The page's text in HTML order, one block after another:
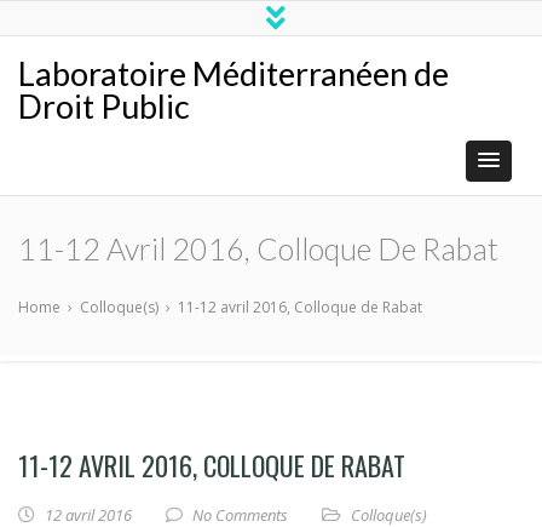
Laboratoire Méditerranéen de
Droit Public
11-12 Avril 2016, Colloque De Rabat
Home › Colloque(s) › 11-12 avril 2016, Colloque de Rabat
11-12 AVRIL 2016, COLLOQUE DE RABAT
12 avril 2016 No Comments
Colloque(s)